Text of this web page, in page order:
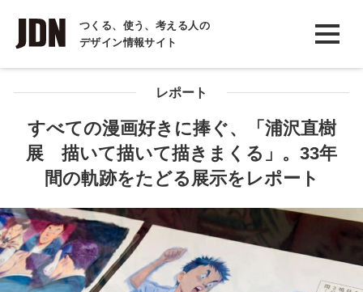
つくる、使う、考える人の
デザイン情報サイト
INTERVIEW
インタビュー
REPORT
COLUMN
コラム
レポート
すべての漫画好きに捧ぐ、「浦沢直樹
展 描いて描いて描きまくる」。33年
間の軌跡をたどる展示をレポート